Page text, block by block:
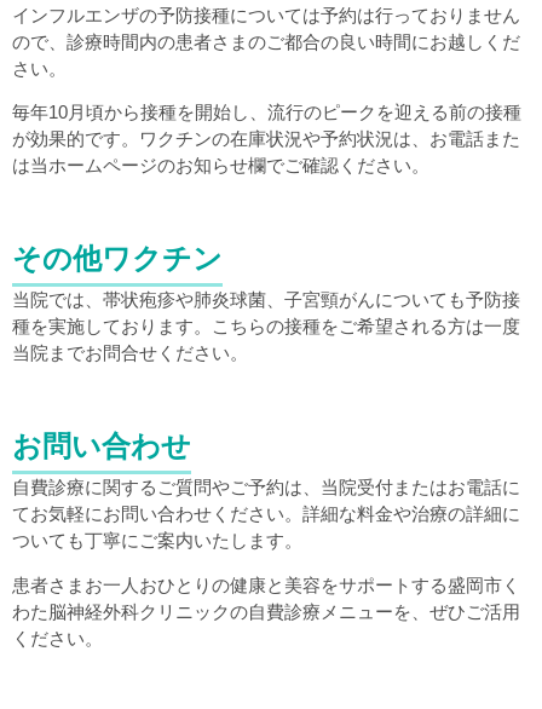
インフルエンザの予防接種については予約は行っておりません
ので、診療時間内の患者さまのご都合の良い時間にお越しくだ
さい。
毎年10月頃から接種を開始し、流行のピークを迎える前の接種
が効果的です。ワクチンの在庫状況や予約状況は、お電話また
は当ホームページのお知らせ欄でご確認ください。
その他ワクチン
当院では、帯状疱疹や肺炎球菌、子宮頸がんについても予防接
種を実施しております。こちらの接種をご希望される方は一度
当院までお問合せください。
お問い合わせ
自費診療に関するご質問やご予約は、当院受付またはお電話に
てお気軽にお問い合わせください。詳細な料金や治療の詳細に
ついても丁寧にご案内いたします。
患者さまお一人おひとりの健康と美容をサポートする盛岡市く
わた脳神経外科クリニックの自費診療メニューを、ぜひご活用
ください。